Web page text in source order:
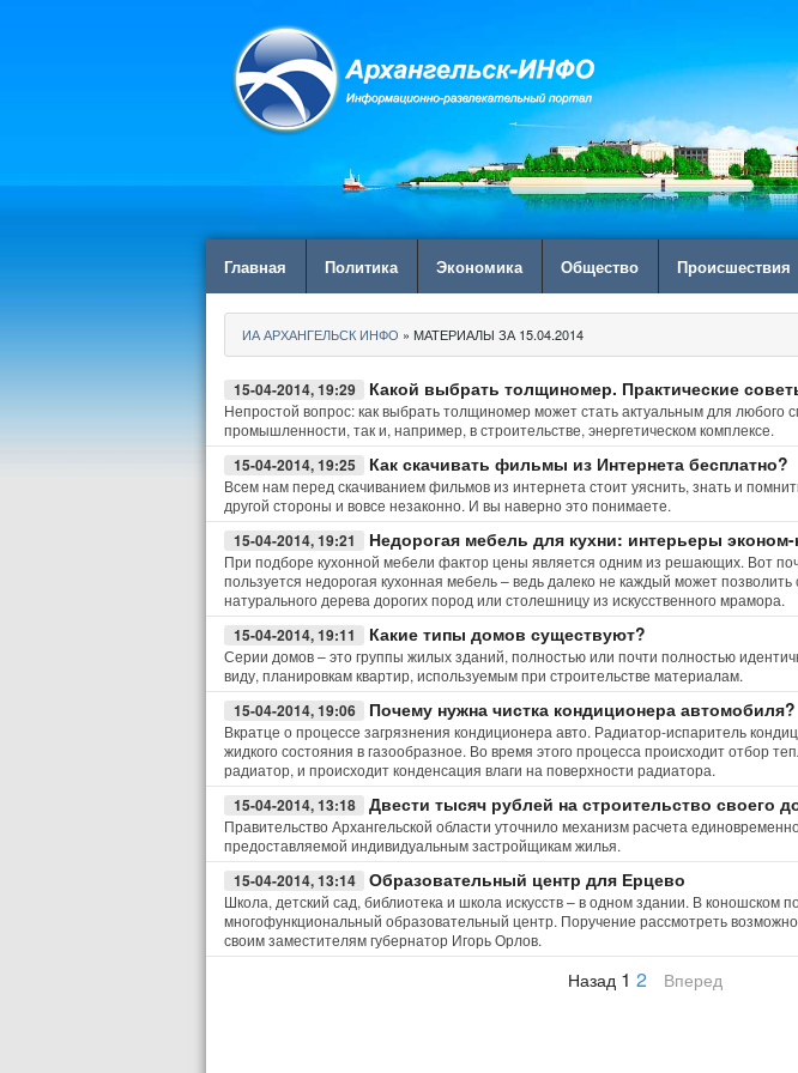
Главная Политика Экономика Общество Происшествия
ИА АРХАНГЕЛЬСК ИНФО » МАТЕРИАЛЫ ЗА 15.04.2014
15-04-2014, 19:29 Какой выбрать толщиномер. Практические
Непростой вопрос: как выбрать толщиномер может стать актуальным для любого
промышленности, так и, например, в строительстве, энергетическом комплексе.
15-04-2014, 19:25 Как скачивать фильмы из Интернета бесплатно?
Всем нам перед скачиванием фильмов из интернета стоит уяснить, знать и
другой стороны и вовсе незаконно. И вы наверно это понимаете.
15-04-2014, 19:21 Недорогая мебель для кухни: интерьеры эконом-
При подборе кухонной мебели фактор цены является одним из решающих. Вот
пользуется недорогая кухонная мебель – ведь далеко не каждый может позволить
натурального дерева дорогих пород или столешницу из искусственного мрамора.
15-04-2014, 19:11 Какие типы домов существуют?
Серии домов – это группы жилых зданий, полностью или почти полностью
виду, планировкам квартир, используемым при строительстве материалам.
15-04-2014, 19:06 Почему нужна чистка кондиционера автомобиля?
Вкратце о процессе загрязнения кондиционера авто. Радиатор-испаритель
жидкого состояния в газообразное. Во время этого процесса происходит отбор
радиатор, и происходит конденсация влаги на поверхности радиатора.
15-04-2014, 13:18 Двести тысяч рублей на строительство своего
Правительство Архангельской области уточнило механизм расчета
предоставляемой индивидуальным застройщикам жилья.
15-04-2014, 13:14 Образовательный центр для Ерцево
Школа, детский сад, библиотека и школа искусств – в одном здании. В коношском
многофункциональный образовательный центр. Поручение рассмотреть
своим заместителям губернатор Игорь Орлов.
Назад 1 2 Вперед